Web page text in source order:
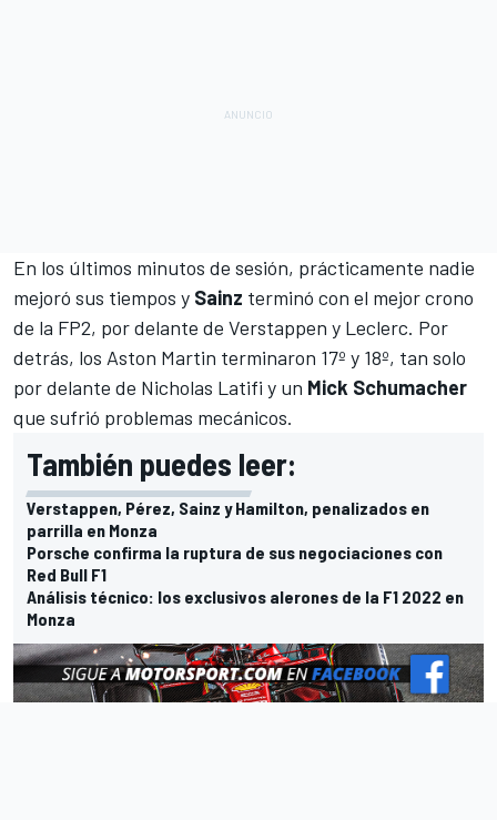
En los últimos minutos de sesión, prácticamente nadie
mejoró sus tiempos y Sainz terminó con el mejor crono
de la FP2, por delante de Verstappen y Leclerc. Por
detrás, los Aston Martin terminaron 17º y 18º, tan solo
por delante de Nicholas Latifi y un Mick Schumacher
que sufrió problemas mecánicos.
También puedes leer:
Verstappen, Pérez, Sainz y Hamilton, penalizados en
parrilla en Monza
Porsche confirma la ruptura de sus negociaciones con
Red Bull F1
Análisis técnico: los exclusivos alerones de la F1 2022 en
Monza